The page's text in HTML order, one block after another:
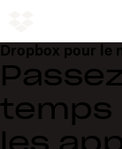
Dropbox pour le
temps